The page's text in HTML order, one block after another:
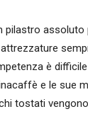
pilastro assoluto
è
e le sue
tostati